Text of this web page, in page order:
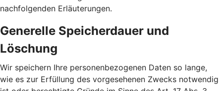
nachfolgenden Erläuterungen.
Generelle Speicherdauer und
Löschung
Wir speichern Ihre personenbezogenen Daten so lange,
wie es zur Erfüllung des vorgesehenen Zwecks notwendig